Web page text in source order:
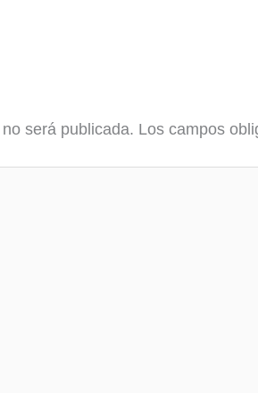
será publicada. Los campos